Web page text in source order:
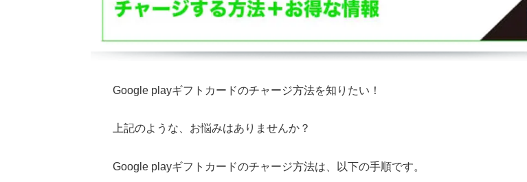
Google playギフトカードのチャージ方法を知りたい！
上記のような、お悩みはありませんか？
Google playギフトカードのチャージ方法は、以下の手順です。